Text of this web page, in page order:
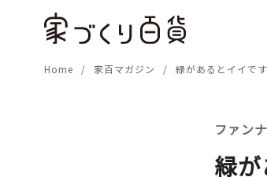
Home 家百マガジン 緑があるとイイです
ファン
緑